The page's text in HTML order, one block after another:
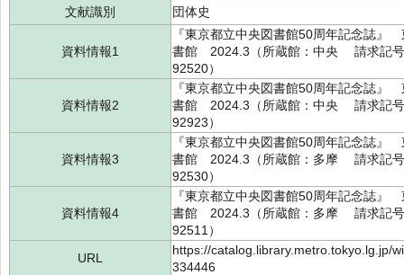
文献識別
団体史
資料情報1
『東京都立中央図書館50周年記念誌
書館 2024.3（所蔵館：中央 請求記
92520）
資料情報2
『東京都立中央図書館50周年記念誌
書館 2024.3（所蔵館：中央 請求記
92923）
資料情報3
『東京都立中央図書館50周年記念誌
書館 2024.3（所蔵館：多摩 請求記
92530）
資料情報4
『東京都立中央図書館50周年記念誌
書館 2024.3（所蔵館：多摩 請求記
92511）
URL
https://catalog.library.metro.tokyo.lg.jp/
334446